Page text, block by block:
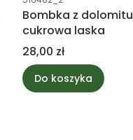
Bombka z dolomitu
cukrowa laska
Cena
28,00 zł
Do koszyka